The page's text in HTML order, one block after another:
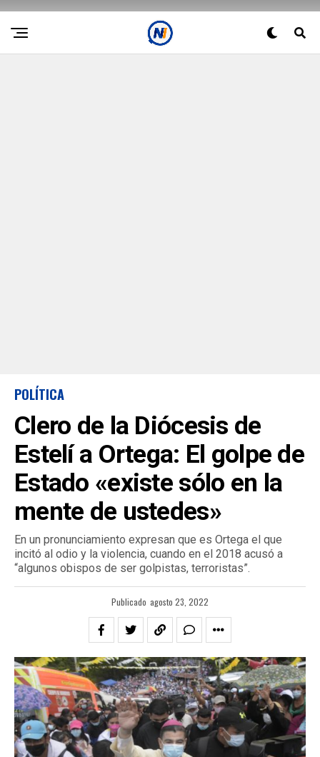
POLÍTICA
Clero de la Diócesis de
Estelí a Ortega: El golpe de
Estado «existe sólo en la
mente de ustedes»
En un pronunciamiento expresan que es Ortega el que
incitó al odio y la violencia, cuando en el 2018 acusó a
“algunos obispos de ser golpistas, terroristas”.
Publicado agosto 23, 2022